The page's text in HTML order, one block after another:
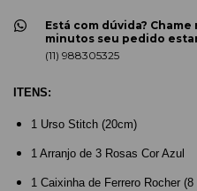
Está com dúvida?
minutos seu pedido
(11) 988305325
ITENS:
1 Urso Stitch (20cm)
1 Arranjo de 3 Rosas Cor Azul
1 Caixinha de Ferrero Rocher (8